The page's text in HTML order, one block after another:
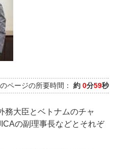
ページの所要時間： 約 0分59秒
務大臣とベトナムのチャ
の副理事長などとそれぞ